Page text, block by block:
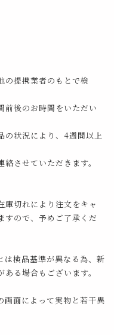
の提携業者のもとで検
前後のお時間をいただい
の状況により、4週間以上
させていただきます。
庫切れにより注文をキャ
すので、予めご了承くだ
は検品基準が異なる為、新
る場合もございます。
画面によって実物と若干異